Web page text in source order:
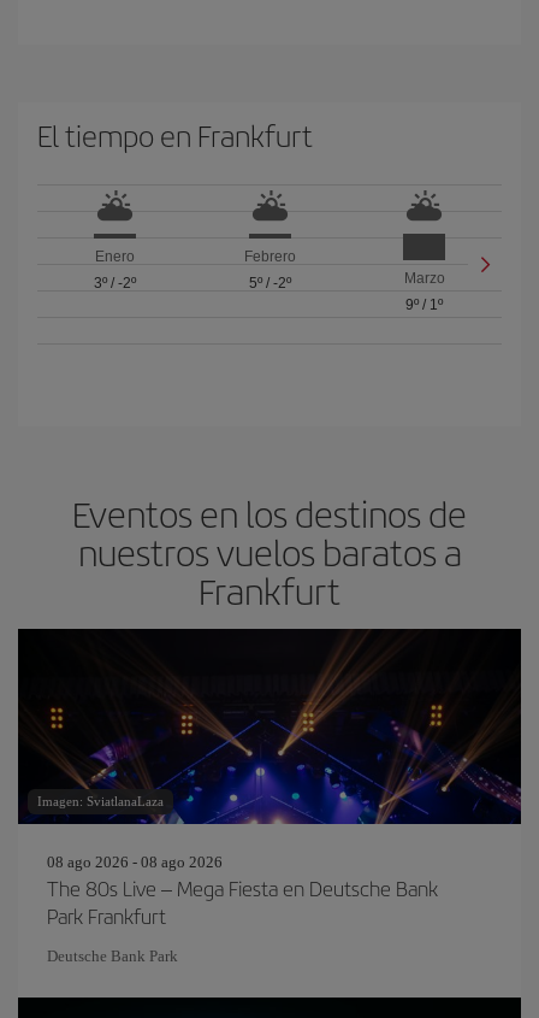
El tiempo en Frankfurt
Enero
3º/ -2º
Febrero
5º/ -2º
Marzo
9º / 1º
Eventos en los destinos de
nuestros vuelos baratos a
Frankfurt
Imagen: SviatlanaLaza
08 ago 2026 - 08 ago 2026
The 80s Live – Mega Fiesta en Deutsche Bank
Park Frankfurt
Deutsche Bank Park